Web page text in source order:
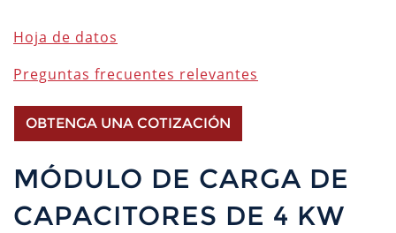
Hoja de datos
Preguntas frecuentes relevantes
OBTENGA UNA COTIZACIÓN
MÓDULO DE CARGA DE
CAPACITORES DE 4 KW